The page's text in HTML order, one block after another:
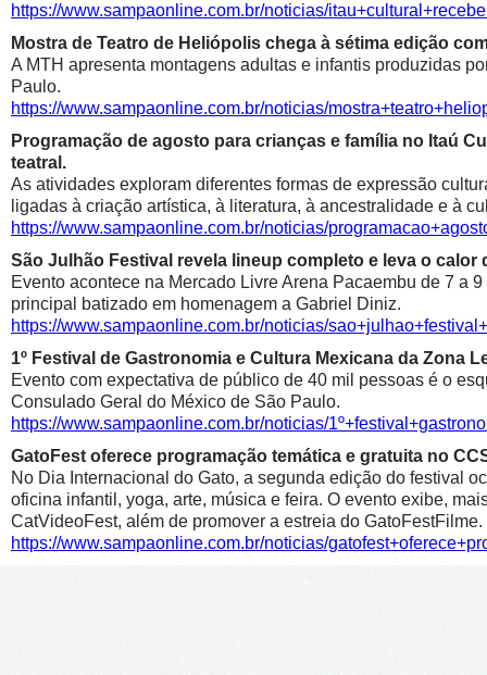
https://www.sampaonline.com.br/noticias/
Mostra de Teatro de Heliópolis chega à sétima edição
A MTH apresenta montagens adultas e infantis produzidas
Paulo.
https://www.sampaonline.com.br/noticias/
Programação de agosto para crianças e família no Itaú
teatral.
As atividades exploram diferentes formas de expressão
ligadas à criação artística, à literatura, à ancestralidade e à
https://www.sampaonline.com.br/noticias/
São Julhão Festival revela lineup completo e leva o calor
Evento acontece na Mercado Livre Arena Pacaembu de 7 a
principal batizado em homenagem a Gabriel Diniz.
https://www.sampaonline.com.br/noticias/
1º Festival de Gastronomia e Cultura Mexicana da Zona
Evento com expectativa de público de 40 mil pessoas é o
Consulado Geral do México de São Paulo.
https://www.sampaonline.com.br/noticias/
GatoFest oferece programação temática e gratuita no
No Dia Internacional do Gato, a segunda edição do festival
oficina infantil, yoga, arte, música e feira. O evento exibe,
CatVideoFest, além de promover a estreia do GatoFestFilme.
https://www.sampaonline.com.br/noticias/